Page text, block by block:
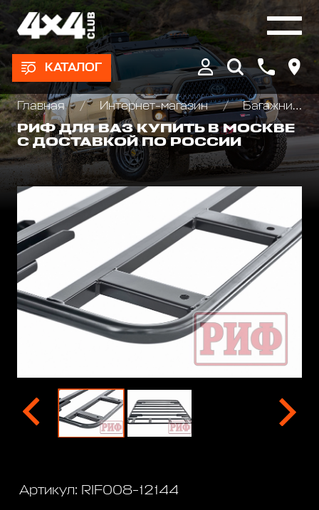
КАТАЛОГ
Главная Интернет-магазин
Багажники экспедиционные, автобоксы
РИФ ДЛЯ ВАЗ КУПИТЬ В МОСКВЕ
С ДОСТАВКОЙ ПО РОССИИ
Артикул: RIF008-12144